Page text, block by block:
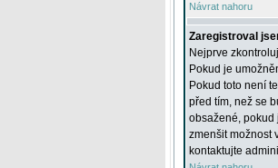
Návrat nahoru
Zaregistroval
Nejprve
Pokud je
Pokud toto není
před tím, než se
obsažené, pokud
zmenšit možnost
kontaktujte